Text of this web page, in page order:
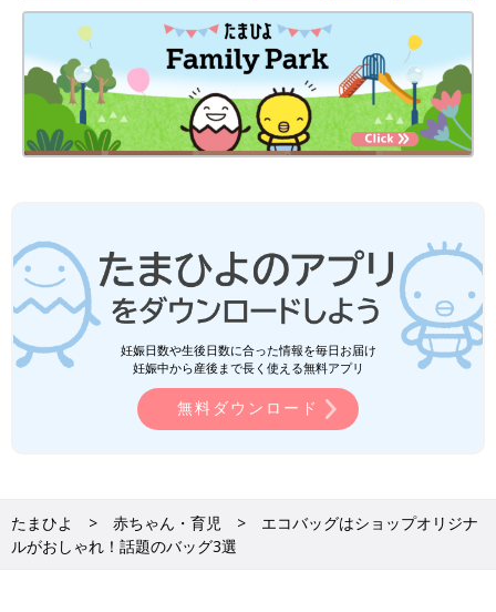
妊娠日数や生後日数に合った情報を毎日お届け
妊娠中から産後まで長く使える無料アプリ
無料ダウンロード
たまひよ 赤ちゃん・育児
エコバッグはショップオリジナ
ルがおしゃれ！話題のバッグ3選